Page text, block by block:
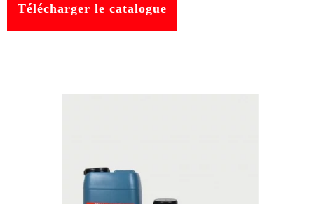
Télécharger le catalogue